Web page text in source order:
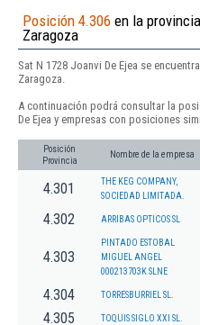
Posición 4.306 en la
Zaragoza
Sat N 1728 Joanvi De Ejea se
Zaragoza.
A continuación podrá consultar la
De Ejea y empresas con posiciones
Posición
Provincia
Nombre de la empresa
4.301
THE KEG COMPANY,
SOCIEDAD LIMITADA.
4.302 ARRIBAS OPTICOS SL
4.303
PINTADO ESTOBAL
MIGUEL ANGEL
000213703K SLNE
4.304 TORRESBURRIEL SL.
4.305 TOQUIS SIGLO XXI SL.